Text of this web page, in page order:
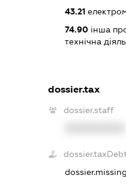
43.21
74.90інша
технічна
dossier.tax
dossier.staff